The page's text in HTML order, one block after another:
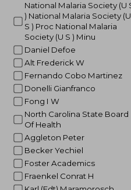
National Malaria Society (U S
) National Malaria Society (U
S ) Proc National Malaria
Society (U S ) Minu
Daniel Defoe
Alt Frederick W
Fernando Cobo Martinez
Donelli Gianfranco
Fong I W
North Carolina State Board
Of Health
Aggleton Peter
Becker Yechiel
Foster Academics
Fraenkel Conrat H